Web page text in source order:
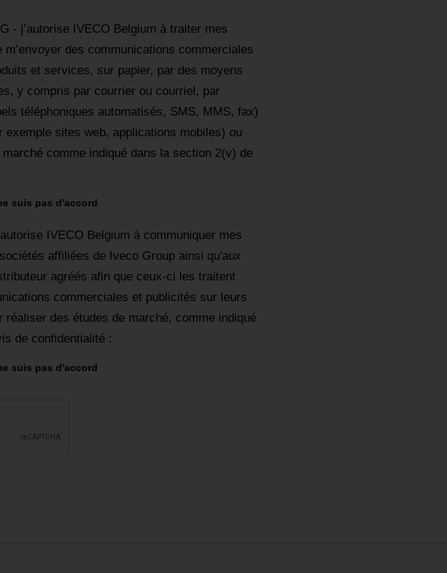
- j’autorise IVECO Belgium à traiter mes
m’envoyer des communications commerciales
et services, sur papier, par des moyens
y compris par courrier ou courriel, par
téléphoniques automatisés, SMS, MMS, fax)
exemple sites web, applications mobiles) ou
comme indiqué dans la section 2(v) de
suis pas d'accord
IVECO Belgium à communiquer mes
affiliées de Iveco Group ainsi qu'aux
agréés afin que ceux-ci les traitent
commerciales et publicités sur leurs
des études de marché, comme indiqué
de confidentialité :
suis pas d'accord